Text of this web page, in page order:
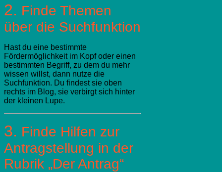
2. Finde Themen
über die Suchfunktion
Hast du eine bestimmte
Fördermöglichkeit im Kopf oder einen
bestimmten Begriff, zu dem du mehr
wissen willst, dann nutze die
Suchfunktion. Du findest sie oben
rechts im Blog, sie verbirgt sich hinter
der kleinen Lupe.
3. Finde Hilfen zur
Antragstellung in der
Rubrik „Der Antrag“